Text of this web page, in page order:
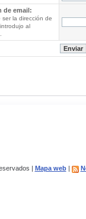
de email:
ser la dirección de
al
| Mapa web|